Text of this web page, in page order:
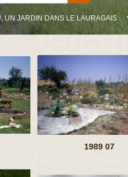
UN JARDIN DANS LE LAURAGAIS
1989 07